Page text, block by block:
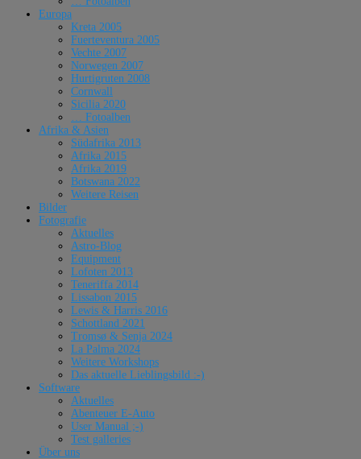
Europa
Kreta 2005
Fuerteventura 2005
Vechte 2007
Norwegen 2007
Hurtigruten 2008
Cornwall
Sicilia 2020
… Fotoalben
Afrika & Asien
Südafrika 2013
Afrika 2015
Afrika 2019
Botswana 2022
Weitere Reisen
Bilder
Fotografie
Aktuelles
Astro-Blog
Equipment
Lofoten 2013
Teneriffa 2014
Lissabon 2015
Lewis & Harris 2016
Schottland 2021
Tromsø & Senja 2024
La Palma 2024
Weitere Workshops
Das aktuelle Lieblingsbild :-)
Software
Aktuelles
Abenteuer E-Auto
User Manual ;-)
Test galleries
Über uns